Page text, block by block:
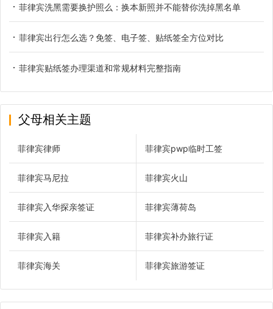
菲律宾洗黑需要换护照么：换本新照并不能替你洗掉黑名单
菲律宾出行怎么选？免签、电子签、贴纸签全方位对比
菲律宾贴纸签办理渠道和常规材料完整指南
父母相关主题
菲律宾律师 菲律宾pwp临时工签
菲律宾马尼拉 菲律宾火山
菲律宾入华探亲签证 菲律宾薄荷岛
菲律宾入籍 菲律宾补办旅行证
菲律宾海关 菲律宾旅游签证